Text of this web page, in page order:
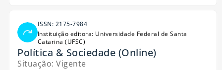
ISSN: 2175-7984
Instituição editora: Universidade Federal de Santa
Catarina (UFSC)
Política & Sociedade (Online)
Situação: Vigente